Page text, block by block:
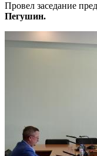
Провел заседание
Пегушин.